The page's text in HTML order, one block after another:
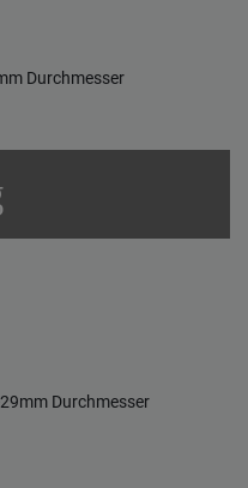
Durchmesser
Durchmesser